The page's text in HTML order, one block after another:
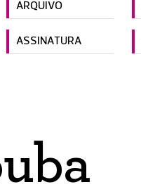
ARQUIVO
ASSINATURA